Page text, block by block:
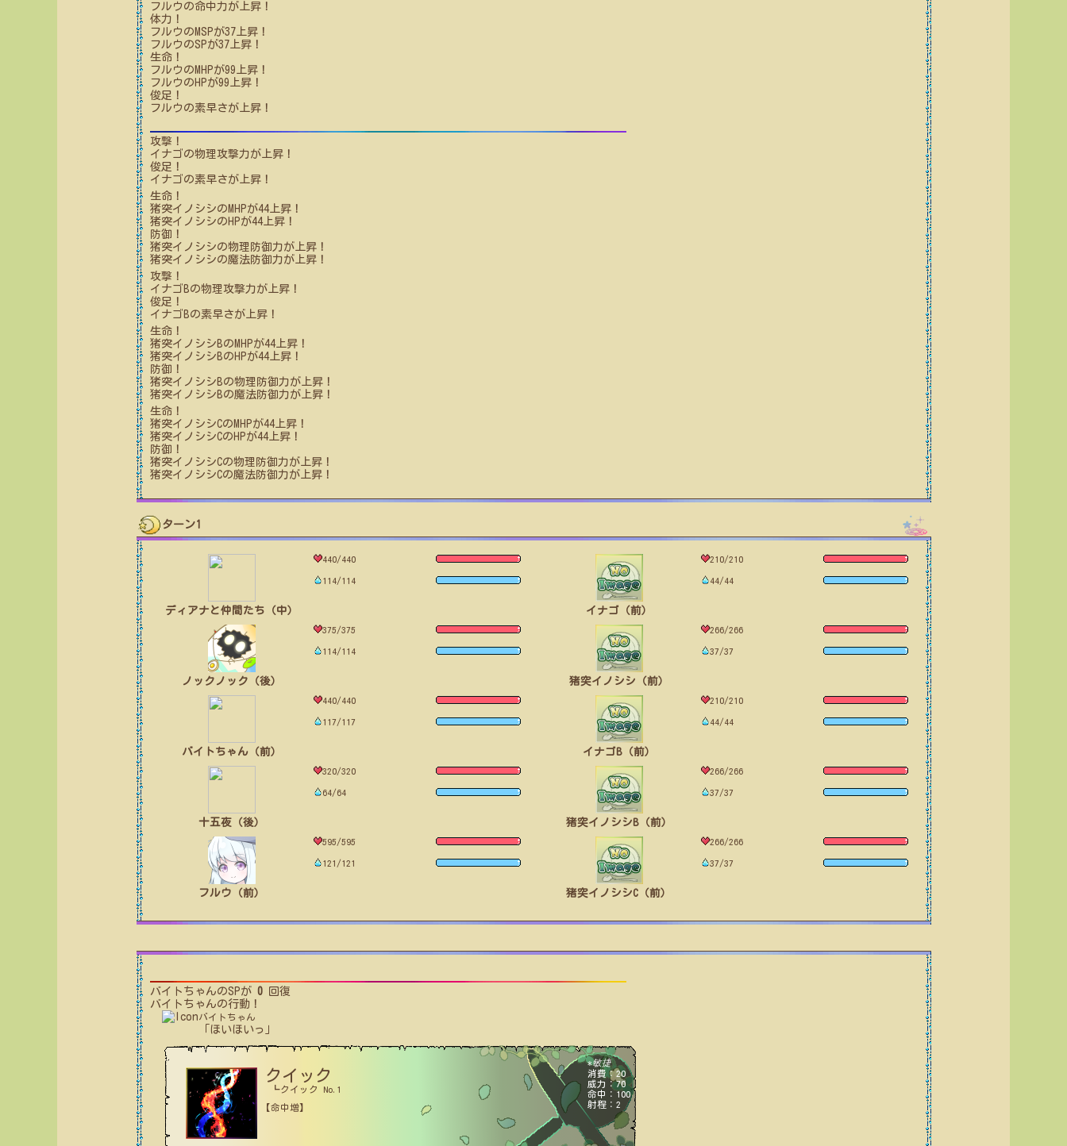
フルウ の命中力が上昇！
体力！
フルウ のMSPが37上昇！
フルウ のSPが37上昇！
生命！
フルウ のMHPが99 上昇！
フルウ のHPが99 上昇！
俊足！
フルウ の素早さが上昇！
攻撃！
イナゴの物理攻撃力が上昇！
俊足！
イナゴの素早さが上昇！
生命！
猪突イノシシのMHPが44上昇！
猪突イノシシのHPが44上昇！
防御！
猪突イノシシの物理防御力が上昇！
猪突イノシシの魔法防御力が上昇！
攻撃！
イナゴBの物理攻撃力が上昇！
俊足！
イナゴBの素早さが上昇！
生命！
猪突イノシシBのMHPが44上昇！
猪突イノシシBのHPが44上昇！
防御！
猪突イノシシBの物理防御力が上昇！
猪突イノシシBの魔法防御力が上昇！
生命！
猪突イノシシCのMHPが44上昇！
猪突イノシシCのHPが44上昇！
防御！
猪突イノシシCの物理防御力が上昇！
猪突イノシシCの魔法防御力が上昇！
ターン1
ディアナと仲間たち（中）
440/440
114/114
ノックノック（後）
375/375
114/114
バイトちゃん（前）
440/440
117/117
十五夜（後）
320/320
64/64
フルウ（前）
595/595
121/121
イナゴ（前）
210/210
44/44
猪突イノシシ（前）
266/266
37/37
イナゴB（前）
210/210
44/44
猪突イノシシB（前）
266/266
37/37
猪突イノシシC（前）
266/266
37/37
バイトちゃんのSPが 0回復
バイトちゃんの行動！
バイトちゃん
「ほいほいっ」
クイック
┗クイック No.1
【命中増】
*敏捷
消費：20
威力：70
命中：100
射程：2